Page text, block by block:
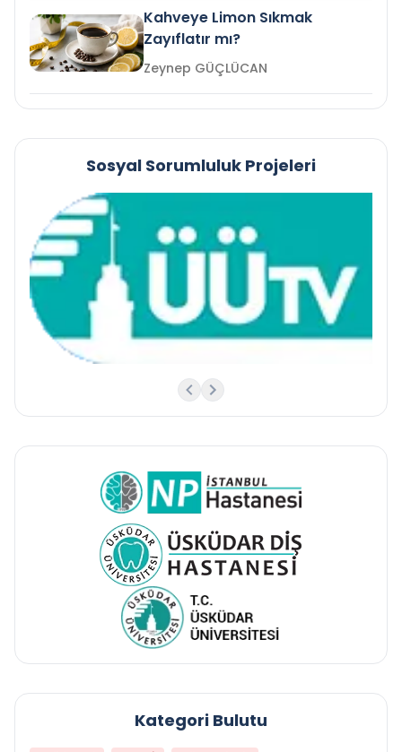
Kahveye Limon Sıkmak
Zayıflatır mı?
Zeynep GÜÇLÜCAN
Sosyal Sorumluluk Projeleri
Kategori Bulutu